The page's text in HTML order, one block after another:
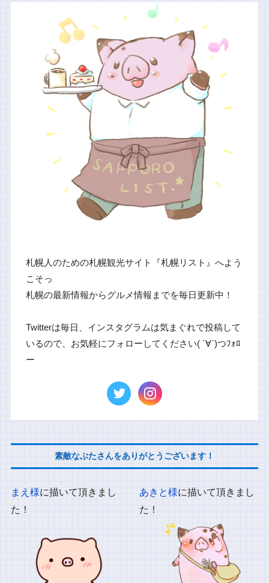
札幌人のための札幌観光サイト『札幌リスト』へよう
こそっ
札幌の最新情報からグルメ情報までを毎日更新中！
Twitterは毎日、インスタグラムは気まぐれで投稿して
いるので、お気軽にフォローしてください( ´∀`)つﾌｫﾛ
ー
素敵なぶたさんをありがとうございます！
まえ様に描いて頂きまし
た！
あきと様に描いて頂きまし
た！